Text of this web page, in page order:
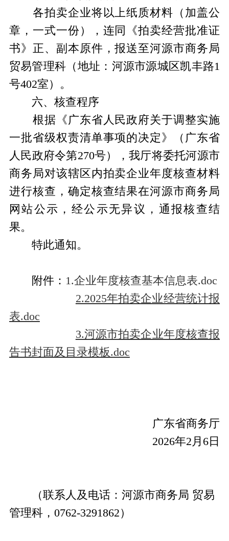
各拍卖企业将以上纸质材料（加盖公
章，一式一份），连同《拍卖经营批准证
书》正、副本原件，报送至河源市商务局
贸易管理科（地址：河源市源城区凯丰路1
号402室）。
六、核查程序
根据《广东省人民政府关于调整实施
一批省级权责清单事项的决定》（广东省
人民政府令第270号），我厅将委托河源市
商务局对该辖区内拍卖企业年度核查材料
进行核查，确定核查结果在河源市商务局
网站公示，经公示无异议，通报核查结
果。
特此通知。
附件： 1.企业年度核查基本信息表.doc
2.2025年拍卖企业经营统计报
表.doc
3.河源市拍卖企业年度核查报
告书封面及目录模板.doc
广东省商务厅
2026年2月6日
（联系人及电话：河源市商务局 贸易
管理科，0762-3291862）